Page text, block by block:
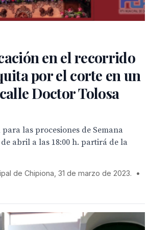
en el recorrido
por el corte en un
Doctor Tolosa
las procesiones de Semana
abril a las 18:00 h. partirá de la
de Chipiona, 31 de marzo de 2023.
•